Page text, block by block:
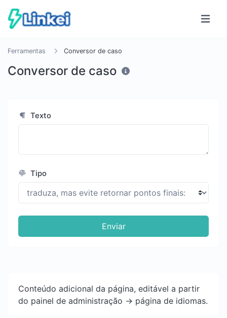
Ferramentas Conversor de caso
Conversor de caso
Texto
Tipo
Enviar
Conteúdo adicional da página, editável a partir
do painel de administração -> página de idiomas.